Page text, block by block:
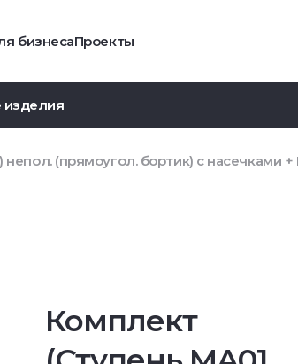
бизнесаПроекты
изделия
(прямоугол. бортик) с насечками +
Комплект